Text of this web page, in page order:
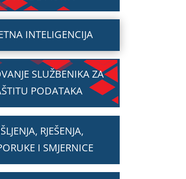
INTELIGENCIJA
SLUŽBENIKA ZA
PODATAKA
RJEŠENJA,
I SMJERNICE